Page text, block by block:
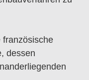
französische
dessen